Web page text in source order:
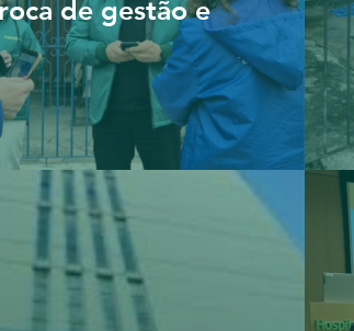
de gestão e